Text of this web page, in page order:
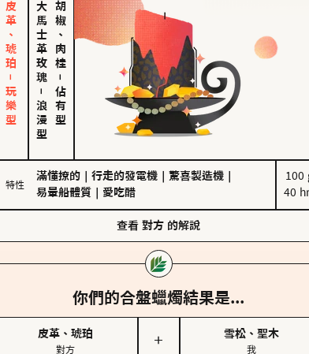
皮革、琥珀－玩樂型 大馬士革玫瑰
－
浪漫型
胡椒、肉桂
－
佔有型
特性
滿懂撩的 行走的發電機 驚喜製造機
易暈船體質
愛吃醋
100
40
查看 對方 的解說
你們的合盤蠟燭結果是...
皮革、琥珀
對方
＋
雪松、聖木
我